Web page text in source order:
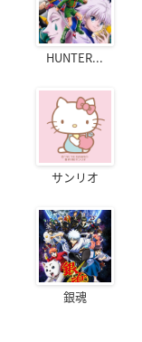
HUNTER...
サンリオ
銀魂